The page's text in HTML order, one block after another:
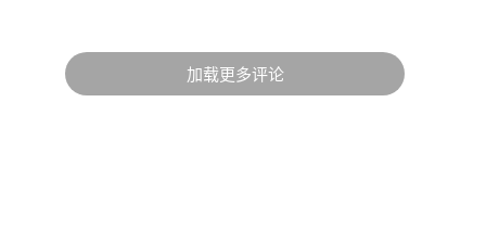
加载更多评论